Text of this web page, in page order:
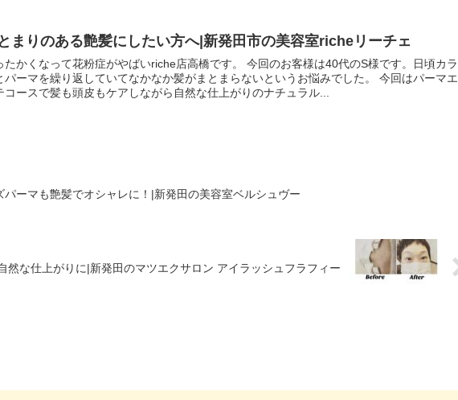
まりのある艶髪にしたい方へ|新発田市の美容室richeリーチェ
たかくなって花粉症がやばいriche店高橋です。 今回のお客様は40代のS様です。日頃カラ
パーマを繰り返していてなかなか髪がまとまらないというお悩みでした。 今回はパーマエ
コースで髪も頭皮もケアしながら自然な仕上がりのナチュラル...
パーマも艶髪でオシャレに！|新発田の美容室ベルシュヴー
然な仕上がりに|新発田のマツエクサロン アイラッシュフラフィー